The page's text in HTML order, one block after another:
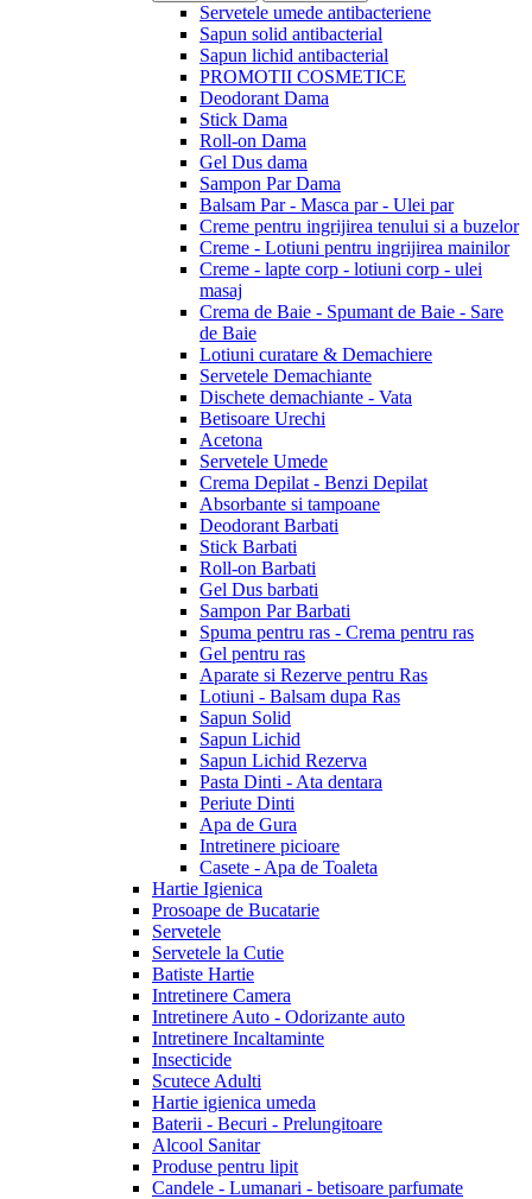
Servetele umede antibacteriene
Sapun solid antibacterial
Sapun lichid antibacterial
PROMOTII COSMETICE
Deodorant Dama
Stick Dama
Roll-on Dama
Gel Dus dama
Sampon Par Dama
Balsam Par - Masca par - Ulei par
Creme pentru ingrijirea tenului si a buzelor
Creme - Lotiuni pentru ingrijirea mainilor
Creme - lapte corp - lotiuni corp - ulei
masaj
Crema de Baie - Spumant de Baie - Sare
de Baie
Lotiuni curatare & Demachiere
Servetele Demachiante
Dischete demachiante - Vata
Betisoare Urechi
Acetona
Servetele Umede
Crema Depilat - Benzi Depilat
Absorbante si tampoane
Deodorant Barbati
Stick Barbati
Roll-on Barbati
Gel Dus barbati
Sampon Par Barbati
Spuma pentru ras - Crema pentru ras
Gel pentru ras
Aparate si Rezerve pentru Ras
Lotiuni - Balsam dupa Ras
Sapun Solid
Sapun Lichid
Sapun Lichid Rezerva
Pasta Dinti - Ata dentara
Periute Dinti
Apa de Gura
Intretinere picioare
Casete - Apa de Toaleta
Hartie Igienica
Prosoape de Bucatarie
Servetele
Servetele la Cutie
Batiste Hartie
Intretinere Camera
Intretinere Auto - Odorizante auto
Intretinere Incaltaminte
Insecticide
Scutece Adulti
Hartie igienica umeda
Baterii - Becuri - Prelungitoare
Alcool Sanitar
Produse pentru lipit
Candele - Lumanari - betisoare parfumate